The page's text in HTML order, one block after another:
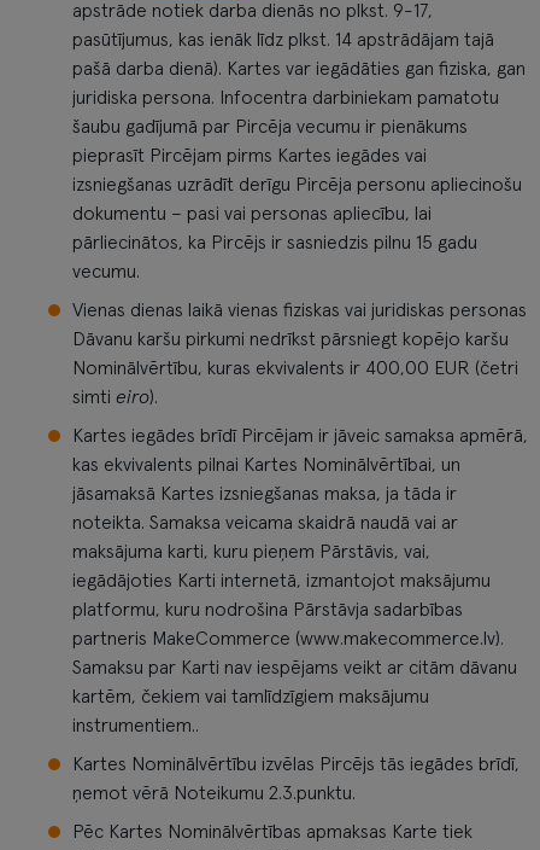
apstrāde notiek darba dienās no plkst. 9-17,
pasūtījumus, kas ienāk līdz plkst. 14 apstrādājam tajā
pašā darba dienā). Kartes var iegādāties gan fiziska, gan
juridiska persona. Infocentra darbiniekam pamatotu
šaubu gadījumā par Pircēja vecumu ir pienākums
pieprasīt Pircējam pirms Kartes iegādes vai
izsniegšanas uzrādīt derīgu Pircēja personu apliecinošu
dokumentu – pasi vai personas apliecību, lai
pārliecinātos, ka Pircējs ir sasniedzis pilnu 15 gadu
vecumu.
Vienas dienas laikā vienas fiziskas vai juridiskas personas
Dāvanu karšu pirkumi nedrīkst pārsniegt kopējo karšu
Nominālvērtību, kuras ekvivalents ir 400,00 EUR (četri
simti eiro).
Kartes iegādes brīdī Pircējam ir jāveic samaksa apmērā,
kas ekvivalents pilnai Kartes Nominālvērtībai, un
jāsamaksā Kartes izsniegšanas maksa, ja tāda ir
noteikta. Samaksa veicama skaidrā naudā vai ar
maksājuma karti, kuru pieņem Pārstāvis, vai,
iegādājoties Karti internetā, izmantojot maksājumu
platformu, kuru nodrošina Pārstāvja sadarbības
partneris MakeCommerce (www.makecommerce.lv).
Samaksu par Karti nav iespējams veikt ar citām dāvanu
kartēm, čekiem vai tamlīdzīgiem maksājumu
instrumentiem..
Kartes Nominālvērtību izvēlas Pircējs tās iegādes brīdī,
ņemot vērā Noteikumu 2.3.punktu.
Pēc Kartes Nominālvērtības apmaksas Karte tiek